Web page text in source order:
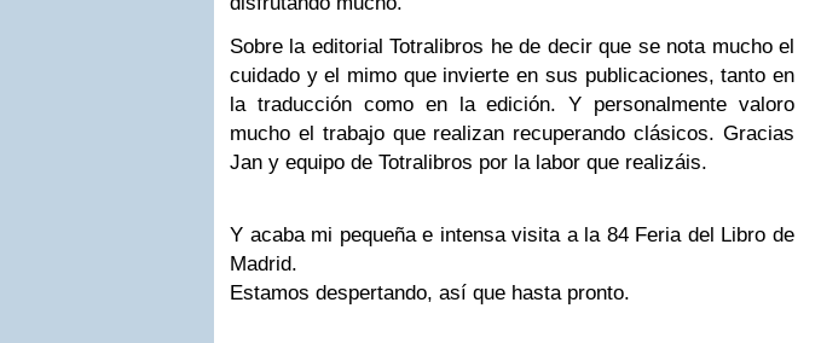
Sobre la editorial Totralibros he de decir que se nota mucho el
cuidado y el mimo que invierte en sus publicaciones, tanto en
la traducción como en la edición. Y personalmente valoro
mucho el trabajo que realizan recuperando clásicos. Gracias
Jan y equipo de Totralibros por la labor que realizáis.
Y acaba mi pequeña e intensa visita a la 84 Feria del Libro de
Madrid.
Estamos despertando, así que hasta pronto.